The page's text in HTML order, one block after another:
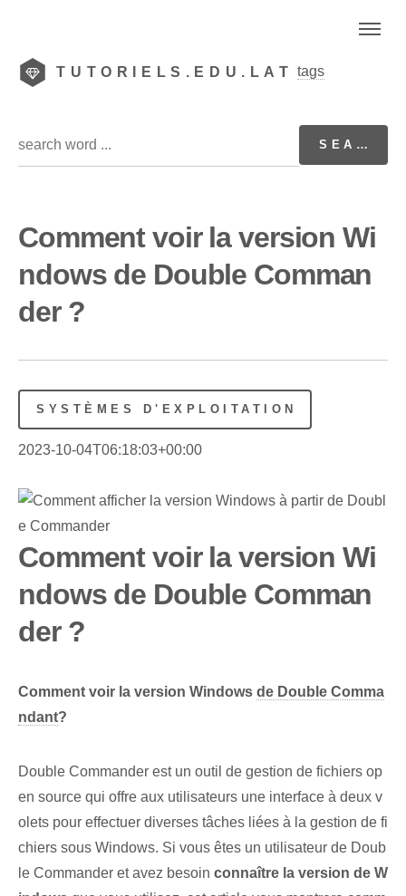
TUTORIELS.EDU.LAT tags
Comment voir la version Wi
ndows de Double Comman
der ?
SYSTÈMES D'EXPLOITATION
2023-10-04T06:18:03+00:00
Comment voir la version Wi
ndows de Double Comman
der ?
Comment voir la version Windows de Double Comma
ndant?
Double Commander est un outil de gestion de fichiers op
en source qui offre aux utilisateurs une interface à deux v
olets pour effectuer diverses tâches liées à la gestion de fi
chiers sous Windows. Si vous êtes un utilisateur de Doub
le Commander et avez besoin connaître la version de W